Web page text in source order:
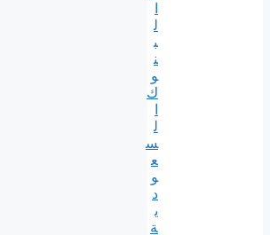
ل
ب
ن
و
ك
ل
س
ع
و
د
ي
ة